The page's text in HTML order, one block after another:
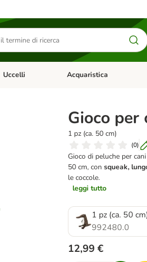
Apri Menu Categoria: Piccoli animali
Uccelli Apri Menu Categoria: Uccelli
Acquaristica
Gioco per
1 pz (ca. 50 cm)
(0)
Gioco di peluche per
50 cm, consqueak,
le coccole.
leggi tutto
1 pz (ca. 50
992480.0
12,99 €